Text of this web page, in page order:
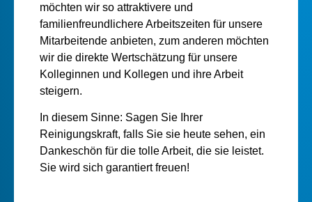
möchten wir so attraktivere und
familienfreundlichere Arbeitszeiten für unsere
Mitarbeitende anbieten, zum anderen möchten
wir die direkte Wertschätzung für unsere
Kolleginnen und Kollegen und ihre Arbeit
steigern.
In diesem Sinne: Sagen Sie Ihrer
Reinigungskraft, falls Sie sie heute sehen, ein
Dankeschön für die tolle Arbeit, die sie leistet.
Sie wird sich garantiert freuen!